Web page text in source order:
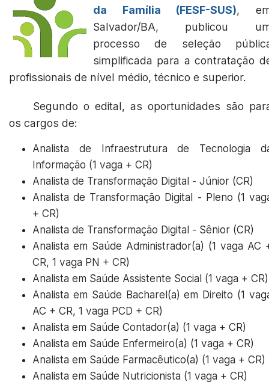
da Família (FESF-SUS),
Salvador/BA, publicou
processo de seleção
simplificada para a contratação
profissionais de nível médio, técnico e superior.
Segundo o edital, as oportunidades são
os cargos de:
Analista de Infraestrutura de Tecnologia
Informação (1 vaga + CR)
Analista de Transformação Digital - Júnior (CR)
Analista de Transformação Digital - Pleno (1
+ CR)
Analista de Transformação Digital - Sênior (CR)
Analista em Saúde Administrador(a) (1 vaga AC
CR, 1 vaga PN + CR)
Analista em Saúde Assistente Social (1 vaga + CR)
Analista em Saúde Bacharel(a) em Direito (1
AC + CR, 1 vaga PCD + CR)
Analista em Saúde Contador(a) (1 vaga + CR)
Analista em Saúde Enfermeiro(a) (1 vaga + CR)
Analista em Saúde Farmacêutico(a) (1 vaga + CR)
Analista em Saúde Nutricionista (1 vaga + CR)